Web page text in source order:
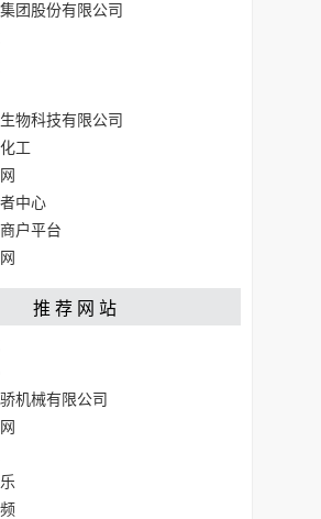
团股份有限公司
物科技有限公司
工
中心
户平台
推荐网站
机械有限公司